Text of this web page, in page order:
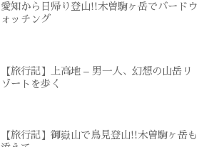
愛知から日帰り登山!!木曽駒ヶ岳でバードウ
ォッチング
【旅行記】上高地 – 男一人、幻想の山岳リ
ゾートを歩く
【旅行記】御嶽山で鳥見登山!!木曽駒ヶ岳も